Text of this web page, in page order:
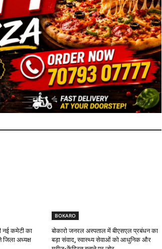
नई कमेटी का
जिला अध्यक्ष
BOKARO
बोकारो जनरल अस्पताल में बीएसएल प्रबंधन का
बड़ा संवाद, स्वास्थ्य सेवाओं को आधुनिक और